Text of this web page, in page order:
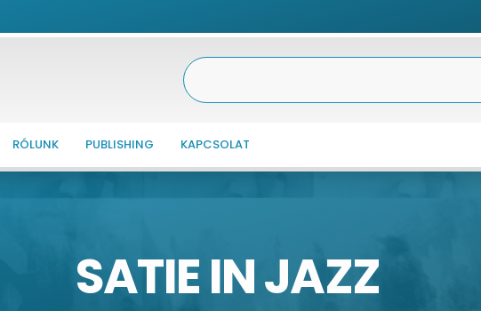
RÓLUNK PUBLISHING KAPCSOLAT
SATIE IN JAZZ